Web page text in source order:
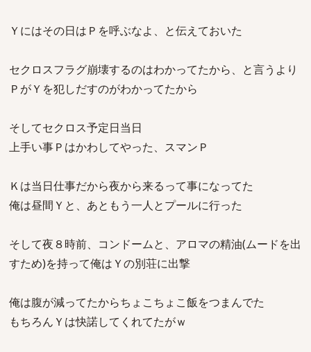
Ｙにはその日はＰを呼ぶなよ、と伝えておいた
セクロスフラグ崩壊するのはわかってたから、と言うより
ＰがＹを犯しだすのがわかってたから
そしてセクロス予定日当日
上手い事Ｐはかわしてやった、スマンＰ
Ｋは当日仕事だから夜から来るって事になってた
俺は昼間Ｙと、あともう一人とプールに行った
そして夜８時前、コンドームと、アロマの精油(ムードを出
すため)を持って俺はＹの別荘に出撃
俺は腹が減ってたからちょこちょこ飯をつまんでた
もちろんＹは快諾してくれてたがｗ